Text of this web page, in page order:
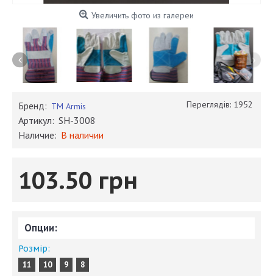
Увеличить фото из галереи
Переглядів: 1952
Бренд: TM Armis
Артикул: SH-3008
Наличие: В наличии
103.50 грн
Опции:
Розмір:
11 10 9 8